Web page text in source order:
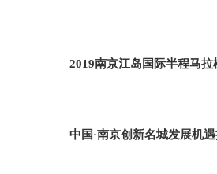
2019南京江岛国际半程马拉
中国·南京创新名城发展机